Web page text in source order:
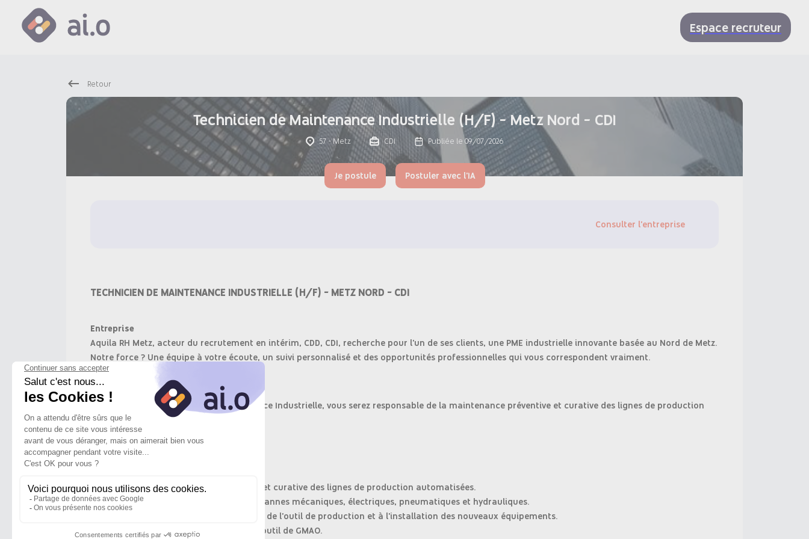
Espace recruteur
Retour
Technicien de Maintenance Industrielle (H/F) - Metz Nord - CDI
57 - Metz CDI Publiée le 09/07/2026
Je postule Postuler avec l'IA
Consulter l'entreprise
TECHNICIEN DE MAINTENANCE INDUSTRIELLE (H/F) - METZ NORD - CDI
Entreprise
Aquila RH Metz, acteur du recrutement en intérim, CDD, CDI, recherche pour l'un de ses clients, une PME industrielle innovante basée au Nord de Metz.
Notre force ? Une équipe à votre écoute, un suivi personnalisé et des opportunités professionnelles qui vous correspondent vraiment.
Objectif du poste
En tant que Technicien(ne) de Maintenance Industrielle, vous serez responsable de la maintenance préventive et curative des lignes de production
automatisées.
Missions
Assurer la maintenance préventive et curative des lignes de production automatisées.
Diagnostiquer et intervenir sur les pannes mécaniques, électriques, pneumatiques et hydrauliques.
Participer à l'amélioration continue de l'outil de production et à l'installation des nouveaux équipements.
Renseigner les interventions dans l'outil de GMAO.